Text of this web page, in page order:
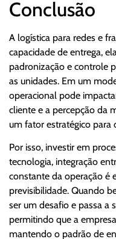
Conclusão
A logística para redes e
capacidade de entrega,
padronização e controle
as unidades. Em um
operacional pode
cliente e a percepção da
um fator estratégico para
Por isso, investir em
tecnologia, integração
constante da operação é
previsibilidade. Quando
ser um desafio e passa a
permitindo que a
mantendo o padrão de